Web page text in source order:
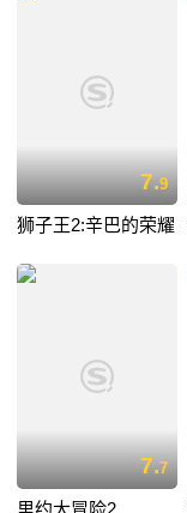
7.9
狮子王2:辛巴的荣耀
7.7